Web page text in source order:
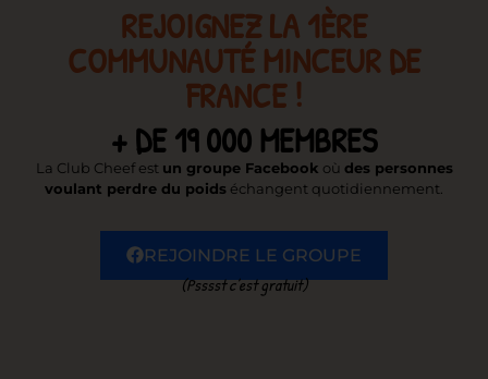
REJOIGNEZ LA 1ÈRE
COMMUNAUTÉ MINCEUR DE
FRANCE !
+ DE 19 000 MEMBRES
La Club Cheef est un groupe Facebook où des personnes
voulant perdre du poids échangent quotidiennement.
REJOINDRE LE GROUPE
(Psssst c’est gratuit)